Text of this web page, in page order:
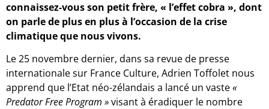
connaissez-vous son petit frère, « l’effet cobra », dont
on parle de plus en plus à l’occasion de la crise
climatique que nous vivons.
Le 25 novembre dernier, dans sa revue de presse
internationale sur France Culture, Adrien Toffolet nous
apprend que l’Etat néo-zélandais a lancé un vaste«
Predator Free Program »visant à éradiquer le nombre